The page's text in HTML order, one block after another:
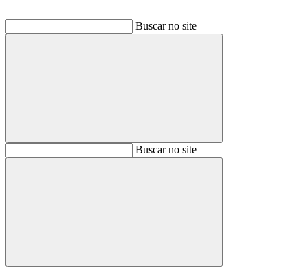
Buscar no site
BuscarBuscar no site
Buscar